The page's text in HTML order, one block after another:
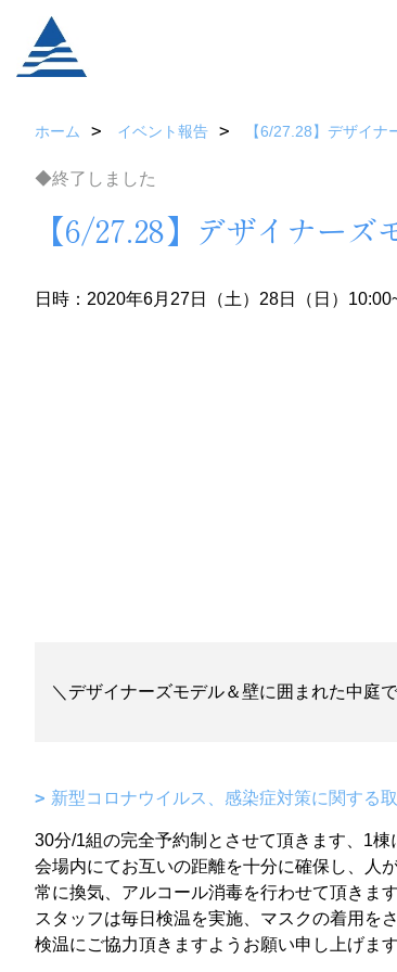
ホーム イベント報告 【6/27.28】デザイナ
◆終了しました
【6/27.28】デザイナー
日時：2020年6月27日（土）28日（日）
＼デザイナーズモデル＆壁に囲まれた中庭
新型コロナウイルス、感染症対策に関する
30分/1組の完全予約制とさせて頂きます、1棟
会場内にてお互いの距離を十分に確保し、人
常に換気、アルコール消毒を行わせて頂きます
スタッフは毎日検温を実施、マスクの着用を
検温にご協力頂きますようお願い申し上げます